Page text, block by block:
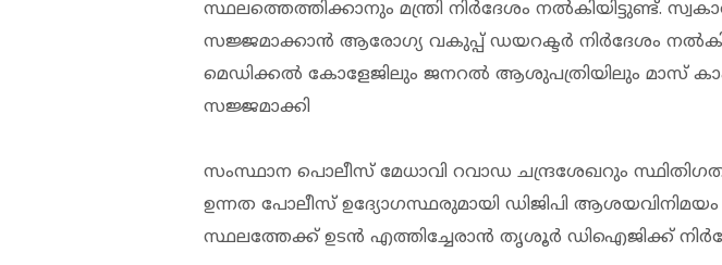
സ്ഥലത്തെത്തിക്കാനും മന്ത്രി നിര്‍ദേശം നല്‍കിയിട്ടുണ്ട്.
സജ്ജമാക്കാൻ ആരോഗ്യ വകുപ്പ് ഡയറക്ടർ നിർദേശം
മെഡിക്കൽ കോളേജിലും ജനറൽ ആശുപത്രിയിലും മാസ്
സജ്ജമാക്കി
സംസ്ഥാന പൊലീസ് മേധാവി റവാഡ ചന്ദ്രശേഖറും
ഉന്നത പോലീസ് ഉദ്യോഗസ്ഥരുമായി ഡിജിപി ആശയവിനിമയം
സ്ഥലത്തേക്ക് ഉടൻ എത്തിച്ചേരാൻ തൃശൂർ ഡിഐജിക്ക്